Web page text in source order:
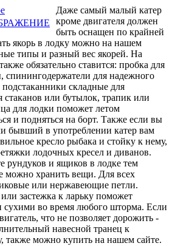
Даже самый малый катер
кроме двигателя должен
быть оснащен по крайней
якорь в лодку можно на нашем
типы и разный вес якорей. На
обязательно ставится: пробка для
спинингодержатели для надежного
складные для
стаканов или бутылок, трапик или
для лодки поможет летом
и подняться на борт. Также если вы
бывший в употреблении катер вам
кресло рыбака и стойку к нему,
лодочных кресел и диванов.
рундуков и ящиков в лодке тем
можно хранить вещи. Для всех
или нержавеющие петли.
застежка к ларьку поможет
сухими во время любого шторма. Если
что не позволяет дорожить -
навесной транец к
также можно купить на нашем сайте.